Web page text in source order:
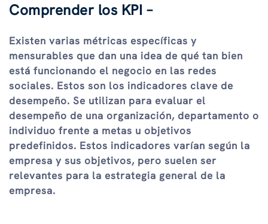
Comprender los KPI –
Existen varias métricas específicas y
mensurables que dan una idea de qué tan bien
está funcionando el negocio en las redes
sociales. Estos son los indicadores clave de
desempeño. Se utilizan para evaluar el
desempeño de una organización, departamento o
individuo frente a metas u objetivos
predefinidos. Estos indicadores varían según la
empresa y sus objetivos, pero suelen ser
relevantes para la estrategia general de la
empresa.